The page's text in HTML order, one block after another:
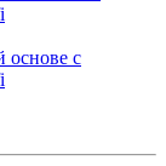
основе с